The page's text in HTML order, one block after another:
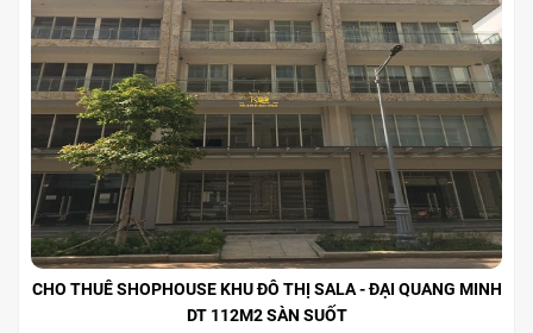
CHO THUÊ SHOPHOUSE KHU ĐÔ THỊ SALA - ĐẠI QUANG MINH
DT 112M2 SÀN SUỐT